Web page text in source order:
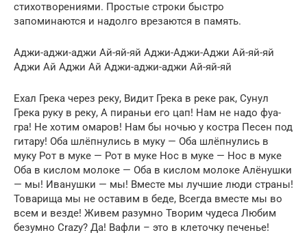
стихотворениями. Простые строки быстро
запоминаются и надолго врезаются в память.
Аджи-аджи-аджи Ай-яй-яй Аджи-Аджи-Аджи Ай-яй-яй
Аджи Ай Аджи Ай Аджи-аджи-аджи Ай-яй-яй
Ехал Грека через реку, Видит Грека в реке рак, Сунул
Грека руку в реку, А пираньи его цап! Нам не надо фуа-
гра! Не хотим омаров! Нам бы ночью у костра Песен под
гитару! Оба шлёпнулись в муку — Оба шлёпнулись в
муку Рот в муке — Рот в муке Нос в муке — Нос в муке
Оба в кислом молоке — Оба в кислом молоке Алёнушки
— мы! Иванушки — мы! Вместе мы лучшие люди страны!
Товарища мы не оставим в беде, Всегда вместе мы во
всем и везде! Живем разумно Творим чудеса Любим
безумно Crazy? Да! Вафли – это в клеточку печенье!